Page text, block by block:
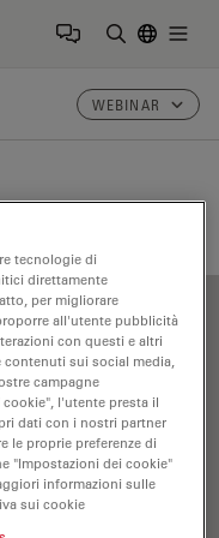
WEBINAR
(LIBS)
tecnologie di
direttamente
per migliorare
all'utente pubblicità
con questi e altri
sui social media,
campagne
l'utente presta il
dati con i nostri partner
le proprie preferenze di
"Impostazioni dei cookie"
informazioni sulle
sui cookie